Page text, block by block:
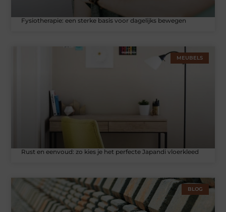
Fysiotherapie: een sterke basis voor dagelijks bewegen
MEUBELS
Rust en eenvoud: zo kies je het perfecte Japandi vloerkleed
BLOG